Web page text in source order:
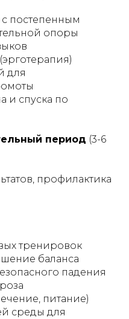
постепенным
опоры
для
и спуска по
период (3-6
профилактика
тренировок
баланса
падения
питание)
среды для